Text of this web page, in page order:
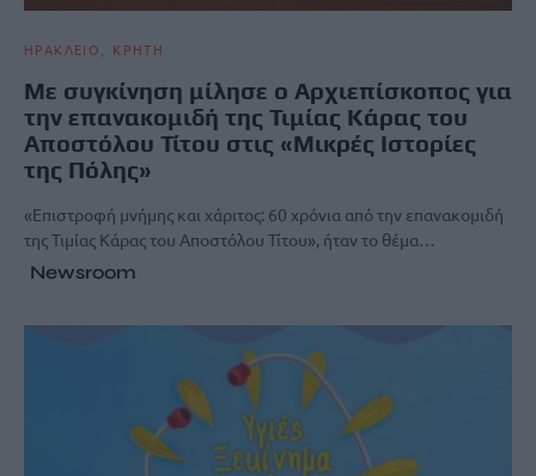
ΗΡΑΚΛΕΙΟ ΚΡΗΤΗ
Mε συγκίνηση μίλησε ο Αρχιεπίσκοπος για
την επανακομιδή της Τιμίας Κάρας του
Αποστόλου Τίτου στις «Μικρές Ιστορίες
της Πόλης»
«Επιστροφή μνήμης και χάριτος: 60 χρόνια από την επανακομιδή
της Τιμίας Κάρας του Αποστόλου Τίτου», ήταν το θέμα…
Newsroom